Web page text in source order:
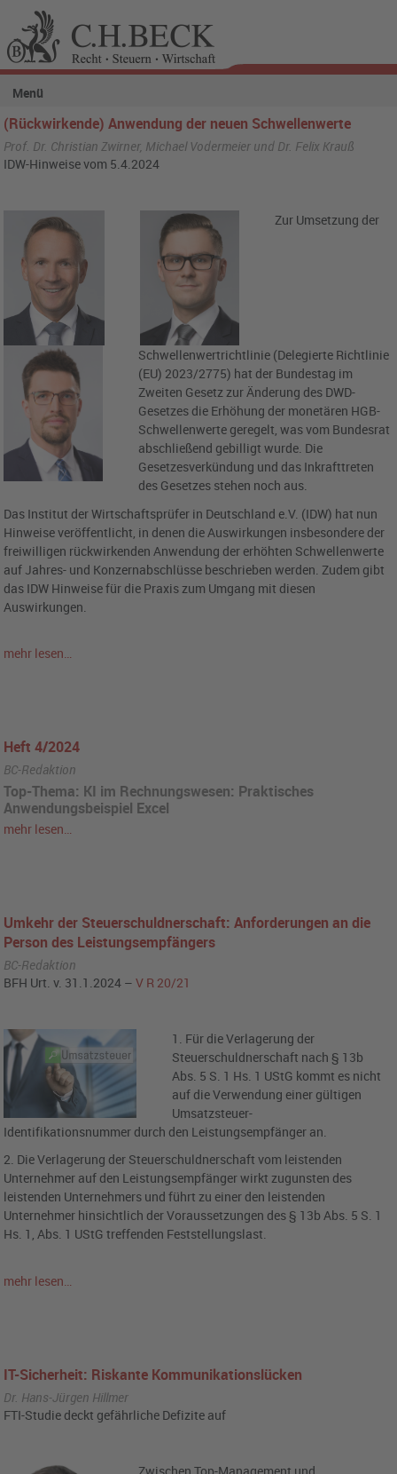
Menü
(Rückwirkende) Anwendung der neuen Schwellenwerte
Prof. Dr. Christian Zwirner, Michael Vodermeier und Dr. Felix Krauß
IDW-Hinweise vom 5.4.2024
Zur Umsetzung der
Schwellenwertrichtlinie (Delegierte Richtlinie
(EU) 2023/2775) hat der Bundestag im
Zweiten Gesetz zur Änderung des DWD-
Gesetzes die Erhöhung der monetären HGB-
Schwellenwerte geregelt, was vom Bundesrat
abschließend gebilligt wurde. Die
Gesetzesverkündung und das Inkrafttreten
des Gesetzes stehen noch aus.
Das Institut der Wirtschaftsprüfer in Deutschland e.V. (IDW) hat nun
Hinweise veröffentlicht, in denen die Auswirkungen insbesondere der
freiwilligen rückwirkenden Anwendung der erhöhten Schwellenwerte
auf Jahres- und Konzernabschlüsse beschrieben werden. Zudem gibt
das IDW Hinweise für die Praxis zum Umgang mit diesen
Auswirkungen.
mehr lesen…
Heft 4/2024
BC-Redaktion
Top-Thema: KI im Rechnungswesen: Praktisches
Anwendungsbeispiel Excel
mehr lesen…
Umkehr der Steuerschuldnerschaft: Anforderungen an die
Person des Leistungsempfängers
BC-Redaktion
BFH Urt. v. 31.1.2024 –V R 20/21
1. Für die Verlagerung der
Steuerschuldnerschaft nach § 13b
Abs. 5 S. 1 Hs. 1 UStG kommt es nicht
auf die Verwendung einer gültigen
Umsatzsteuer-
Identifikationsnummer durch den Leistungsempfänger an.
2. Die Verlagerung der Steuerschuldnerschaft vom leistenden
Unternehmer auf den Leistungsempfänger wirkt zugunsten des
leistenden Unternehmers und führt zu einer den leistenden
Unternehmer hinsichtlich der Voraussetzungen des § 13b Abs. 5 S. 1
Hs. 1, Abs. 1 UStG treffenden Feststellungslast.
mehr lesen…
IT-Sicherheit: Riskante Kommunikationslücken
Dr. Hans-Jürgen Hillmer
FTI-Studie deckt gefährliche Defizite auf